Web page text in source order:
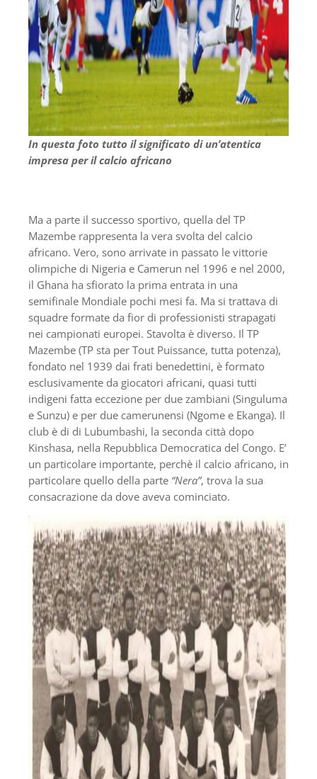
In questa foto tutto il significato di un’atentica
impresa per il calcio africano
Ma a parte il successo sportivo, quella del TP
Mazembe rappresenta la vera svolta del calcio
africano. Vero, sono arrivate in passato le vittorie
olimpiche di Nigeria e Camerun nel 1996 e nel 2000,
il Ghana ha sfiorato la prima entrata in una
semifinale Mondiale pochi mesi fa. Ma si trattava di
squadre formate da fior di professionisti strapagati
nei campionati europei. Stavolta è diverso. Il TP
Mazembe (TP sta per Tout Puissance, tutta potenza),
fondato nel 1939 dai frati benedettini, è formato
esclusivamente da giocatori africani, quasi tutti
indigeni fatta eccezione per due zambiani (Singuluma
e Sunzu) e per due camerunensi (Ngome e Ekanga). Il
club è di di Lubumbashi, la seconda città dopo
Kinshasa, nella Repubblica Democratica del Congo. E’
un particolare importante, perchè il calcio africano, in
particolare quello della parte “Nera”, trova la sua
consacrazione da dove aveva cominciato.